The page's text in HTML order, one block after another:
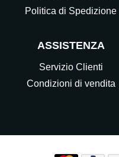
Politica di Spedizione
ASSISTENZA
Servizio Clienti
Condizioni di vendita